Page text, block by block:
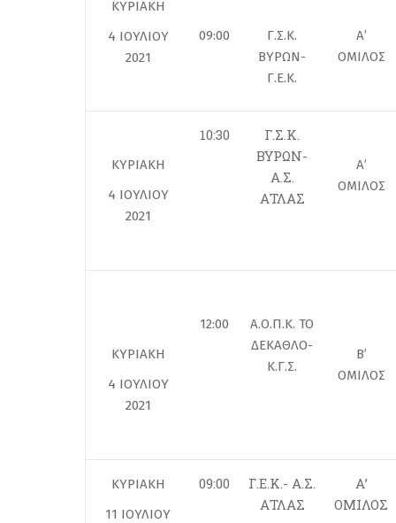
ΚΥΡΙΑΚΗ
4 ΙΟΥΛΙΟΥ
2021
09:00
Γ.Σ.Κ.
ΒΥΡΩΝ-
Γ.Ε.Κ.
Α’
ΟΜΙΛΟΣ
ΚΥΡΙΑΚΗ
4 ΙΟΥΛΙΟΥ
2021
10:30
Γ.Σ.Κ.
ΒΥΡΩΝ-
Α.Σ.
ΑΤΛΑΣ
Α’
ΟΜΙΛΟΣ
ΚΥΡΙΑΚΗ
4 ΙΟΥΛΙΟΥ
2021
12:00
Α.Ο.Π.Κ. ΤΟ
ΔΕΚΑΘΛΟ-
Κ.Γ.Σ.
Β’
ΟΜΙΛΟΣ
ΚΥΡΙΑΚΗ
11 ΙΟΥΛΙΟΥ
09:00
Γ.Ε.Κ.- Α.Σ.
ΑΤΛΑΣ
Α’
ΟΜΙΛΟΣ